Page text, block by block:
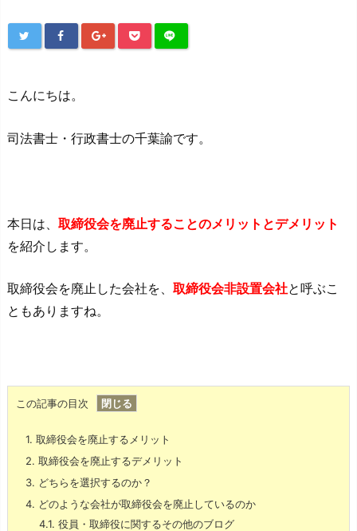
こんにちは。
司法書士・行政書士の千葉諭です。
本日は、 取締役会を廃止することのメリットとデメリット
を紹介します。
取締役会を廃止した会社を、 取締役会非設置会社と呼ぶこ
ともありますね。
この記事の目次
1. 取締役会を廃止するメリット
2. 取締役会を廃止するデメリット
3. どちらを選択するのか？
4. どのような会社が取締役会を廃止しているのか
4.1. 役員・取締役に関するその他のブログ